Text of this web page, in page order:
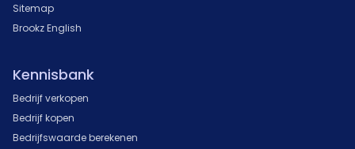
Sitemap
Brookz English
Kennisbank
Bedrijf verkopen
Bedrijf kopen
Bedrijfswaarde berekenen